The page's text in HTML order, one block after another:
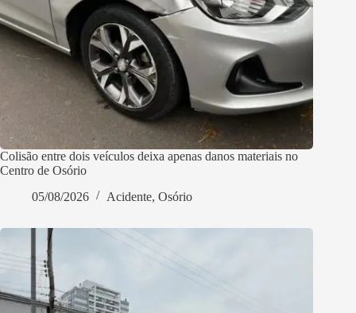
Colisão entre dois veículos deixa apenas danos materiais no
Centro de Osório
05/08/2026
Acidente, Osório